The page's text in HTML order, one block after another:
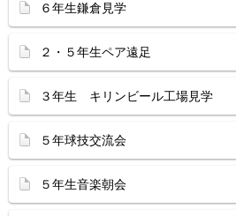
６年生鎌倉見学
２・５年生ペア遠足
３年生 キリンビール工場見学
５年球技交流会
５年生音楽朝会